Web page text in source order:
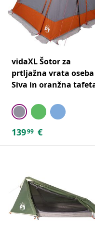
vidaXL Šotor za
prtljažna vrata oseba
Siva in oranžna
13999 €